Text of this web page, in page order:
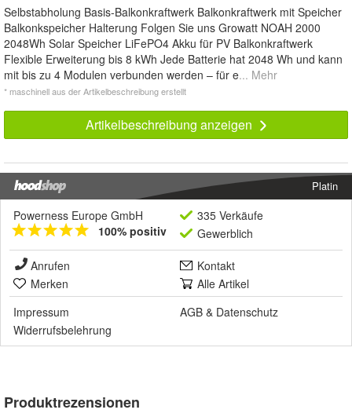
Selbstabholung Basis-Balkonkraftwerk Balkonkraftwerk mit Speicher
Balkonkspeicher Halterung Folgen Sie uns Growatt NOAH 2000
2048Wh Solar Speicher LiFePO4 Akku für PV Balkonkraftwerk
Flexible Erweiterung bis 8 kWh Jede Batterie hat 2048 Wh und kann
mit bis zu 4 Modulen verbunden werden – für e... Mehr
* maschinell aus der Artikelbeschreibung erstellt
Artikelbeschreibung anzeigen
Platin
Powerness Europe GmbH
100% positiv
335 Verkäufe
Gewerblich
Anrufen
Kontakt
Merken
Alle Artikel
Impressum
AGB & Datenschutz
Widerrufsbelehrung
Produktrezensionen